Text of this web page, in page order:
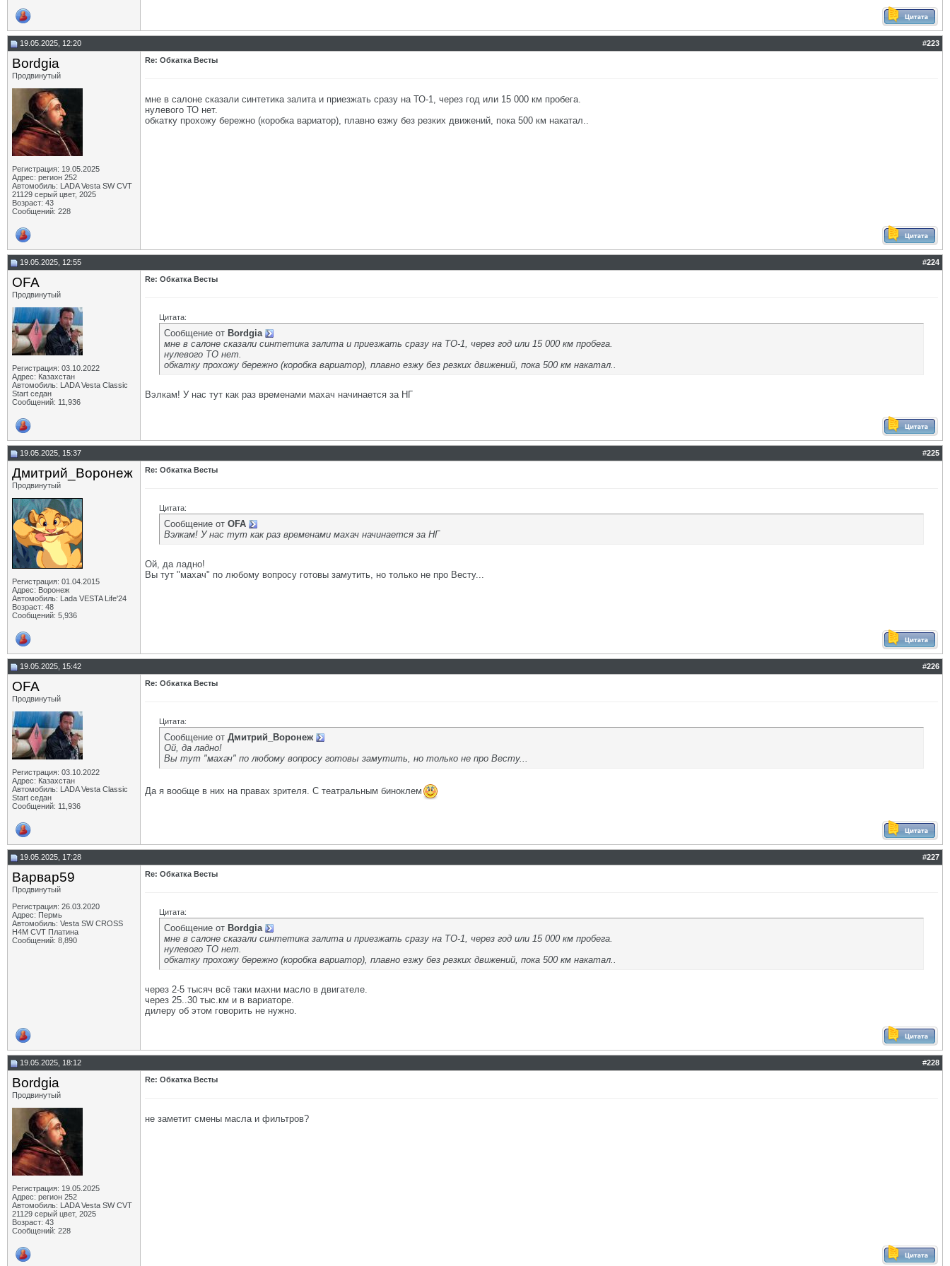
19.05.2025, 12:20 #223
Bordgia
Продвинутый
Регистрация: 19.05.2025
Адрес: регион 252
Автомобиль: LADA Vesta SW CVT
21129 серый цвет, 2025
Возраст: 43
Сообщений: 228
Re: Обкатка Весты
мне в салоне сказали синтетика залита и приезжать сразу на ТО-1, через год или 15 000 км пробега.
нулевого ТО нет.
обкатку прохожу бережно (коробка вариатор), плавно езжу без резких движений, пока 500 км накатал..
19.05.2025, 12:55 #224
OFA
Продвинутый
Регистрация: 03.10.2022
Адрес: Казахстан
Автомобиль: LADA Vesta Classic
Start седан
Сообщений: 11,936
Re: Обкатка Весты
Цитата:
Сообщение от Bordgia
мне в салоне сказали синтетика залита и приезжать сразу на ТО-1, через год или 15 000 км пробега.
нулевого ТО нет.
обкатку прохожу бережно (коробка вариатор), плавно езжу без резких движений, пока 500 км накатал..
Вэлкам! У нас тут как раз временами махач начинается за НГ
19.05.2025, 15:37 #225
Дмитрий_Воронеж
Продвинутый
Регистрация: 01.04.2015
Адрес: Воронеж
Автомобиль: Lada VESTA Life'24
Возраст: 48
Сообщений: 5,936
Re: Обкатка Весты
Цитата:
Сообщение от OFA
Вэлкам! У нас тут как раз временами махач начинается за НГ
Ой, да ладно!
Вы тут "махач" по любому вопросу готовы замутить, но только не про Весту...
19.05.2025, 15:42 #226
OFA
Продвинутый
Регистрация: 03.10.2022
Адрес: Казахстан
Автомобиль: LADA Vesta Classic
Start седан
Сообщений: 11,936
Re: Обкатка Весты
Цитата:
Сообщение от Дмитрий_Воронеж
Ой, да ладно!
Вы тут "махач" по любому вопросу готовы замутить, но только не про Весту...
Да я вообще в них на правах зрителя. С театральным биноклем
19.05.2025, 17:28 #227
Варвар59
Продвинутый
Регистрация: 26.03.2020
Адрес: Пермь
Автомобиль: Vesta SW CROSS
H4M CVT Платина
Сообщений: 8,890
Re: Обкатка Весты
Цитата:
Сообщение от Bordgia
мне в салоне сказали синтетика залита и приезжать сразу на ТО-1, через год или 15 000 км пробега.
нулевого ТО нет.
обкатку прохожу бережно (коробка вариатор), плавно езжу без резких движений, пока 500 км накатал..
через 2-5 тысяч всё таки махни масло в двигателе.
через 25..30 тыс.км и в вариаторе.
дилеру об этом говорить не нужно.
19.05.2025, 18:12 #228
Bordgia
Продвинутый
Регистрация: 19.05.2025
Адрес: регион 252
Автомобиль: LADA Vesta SW CVT
21129 серый цвет, 2025
Возраст: 43
Сообщений: 228
Re: Обкатка Весты
не заметит смены масла и фильтров?